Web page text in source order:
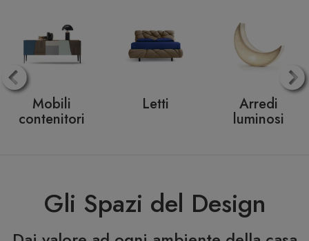
Mobili
contenitori
Letti Arredi
luminosi
Gli Spazi del Design